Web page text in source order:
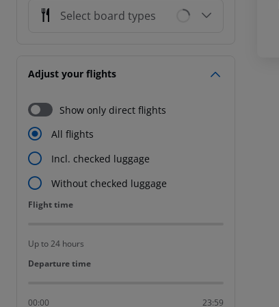
Select board types
Adjust your flights
Show only direct flights
All flights
Incl. checked luggage
Without checked luggage
Flight time
Flight time
Up to 24 hours
Departure time
Departure time
00:00 23:59